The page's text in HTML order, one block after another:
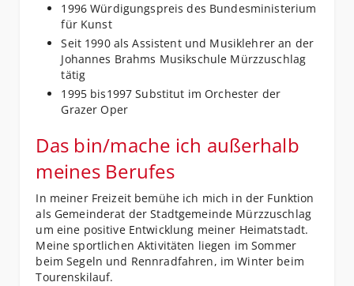
1996 Würdigungspreis des Bundesministerium
für Kunst
Seit 1990 als Assistent und Musiklehrer an der
Johannes Brahms Musikschule Mürzzuschlag
tätig
1995 bis1997 Substitut im Orchester der
Grazer Oper
Das bin/mache ich außerhalb
meines Berufes
In meiner Freizeit bemühe ich mich in der Funktion
als Gemeinderat der Stadtgemeinde Mürzzuschlag
um eine positive Entwicklung meiner Heimatstadt.
Meine sportlichen Aktivitäten liegen im Sommer
beim Segeln und Rennradfahren, im Winter beim
Tourenskilauf.